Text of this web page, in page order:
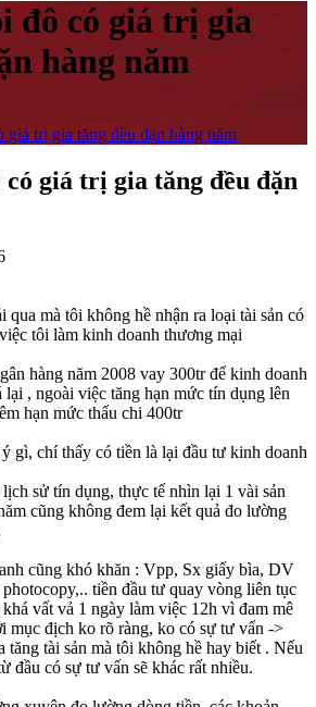
đô có giá trị gia
hàng năm
giá trị gia tăng đều đặn hàng năm
giá trị gia tăng đều đặn
qua mà tôi không hề nhận ra loại tài sản có
tôi làm kinh doanh thương mại
hàng năm 2008 vay 300tr để kinh doanh
lại , ngoài việc tăng hạn mức tín dụng lên
hạn mức thấu chi 400tr
gì, chí thấy có tiền là lại đầu tư kinh doanh
sử tín dụng, thực tế nhìn lại 1 vài sản
cũng không đem lại kết quả đo lường
cũng khó khăn : Vpp, Sx giấy bìa, DV
tiền đầu tư quay vòng liên tục
vất vả 1 ngày làm việc 12h vì đam mê
mục địch ko rõ ràng, ko có sự tư vấn ->
tăng tài sản mà tôi không hề hay biết . Nếu
đầu có sự tư vấn sẽ khác rất nhiều.